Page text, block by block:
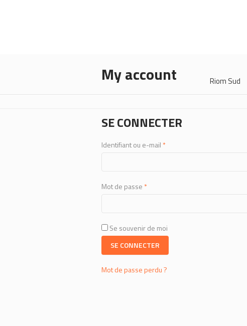
Riom Sud
My account
SE CONNECTER
Identifiant ou e-mail *Obligatoire
Mot de passe *Obligatoire
Se souvenir de moi
SE CONNECTER
Mot de passe perdu ?